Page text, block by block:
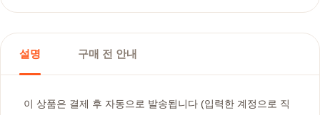
설명 구매 전 안내
이 상품은 결제 후 자동으로 발송됩니다 (입력한 계정으로 직